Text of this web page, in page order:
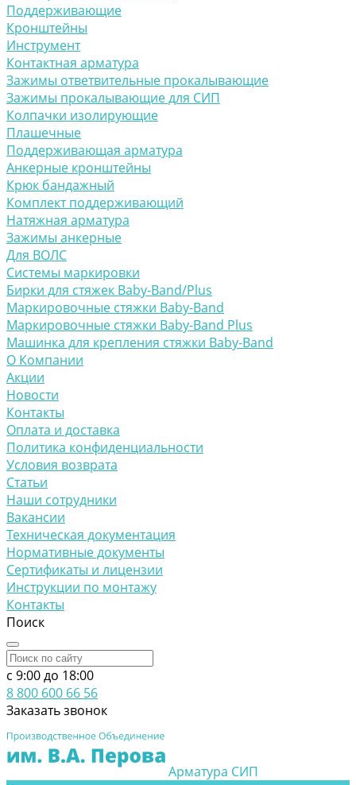
Поддерживающие
Кронштейны
Инструмент
Контактная арматура
Зажимы ответвительные прокалывающие
Зажимы прокалывающие для СИП
Колпачки изолирующие
Плашечные
Поддерживающая арматура
Анкерные кронштейны
Крюк бандажный
Комплект поддерживающий
Натяжная арматура
Зажимы анкерные
Для ВОЛС
Системы маркировки
Бирки для стяжек Baby-Band/Plus
Маркировочные стяжки Baby-Band
Маркировочные стяжки Baby-Band Plus
Машинка для крепления стяжки Baby-Band
О Компании
Акции
Новости
Контакты
Оплата и доставка
Политика конфиденциальности
Условия возврата
Статьи
Наши сотрудники
Вакансии
Техническая документация
Нормативные документы
Сертификаты и лицензии
Инструкции по монтажу
Контакты
Поиск
c 9:00 до 18:00
8 800 600 66 56
Заказать звонок
Арматура СИП